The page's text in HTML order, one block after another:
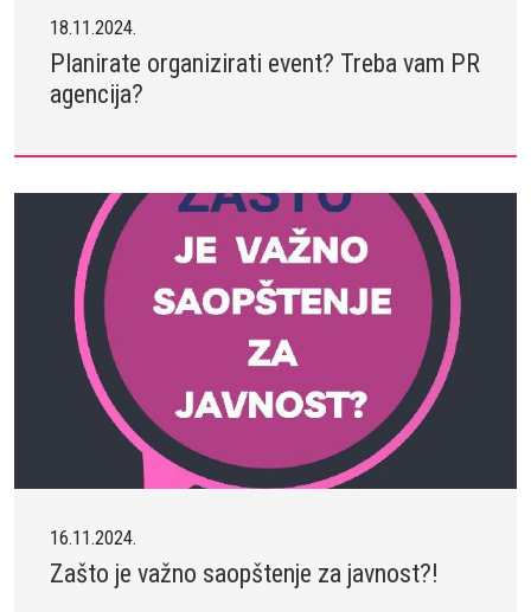
18.11.2024.
Planirate organizirati event? Treba vam PR
agencija?
16.11.2024.
Zašto je važno saopštenje za javnost?!